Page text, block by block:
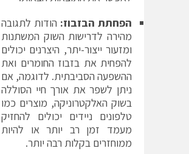
הפחתת הבזבוז: הודות לתגובה
מהירה לדרישות השוק המשתנות
ומזעור ייצור-יתר, היצרנים יכולים
להפחית את בזבוז החומרים ואת
ההשפעה הסביבתית. לדוגמה, אם
ניתן לשפר את אורך חיי הסוללה
בשוק האלקטרוניקה, מוצרים כמו
טלפונים ניידים יכולים להחזיק
מעמד זמן רב יותר או להיות
ממוחזרים בקלות רבה יותר.